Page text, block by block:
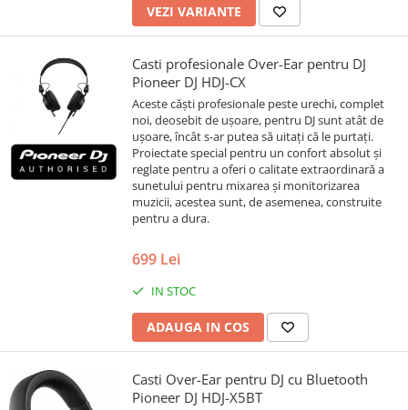
VEZI VARIANTE
Casti profesionale Over-Ear pentru DJ
Pioneer DJ HDJ-CX
Aceste căști profesionale peste urechi, complet
noi, deosebit de ușoare, pentru DJ sunt atât de
ușoare, încât s-ar putea să uitați că le purtați.
Proiectate special pentru un confort absolut și
reglate pentru a oferi o calitate extraordinară a
sunetului pentru mixarea și monitorizarea
muzicii, acestea sunt, de asemenea, construite
pentru a dura.
699 Lei
IN STOC
ADAUGA IN COS
Casti Over-Ear pentru DJ cu Bluetooth
Pioneer DJ HDJ-X5BT